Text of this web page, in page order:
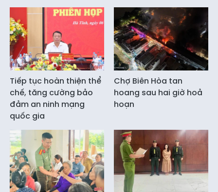
Tiếp tục hoàn thiện thể
chế, tăng cường bảo
đảm an ninh mạng
quốc gia
Chợ Biên Hòa tan
hoang sau hai giờ hoả
hoạn